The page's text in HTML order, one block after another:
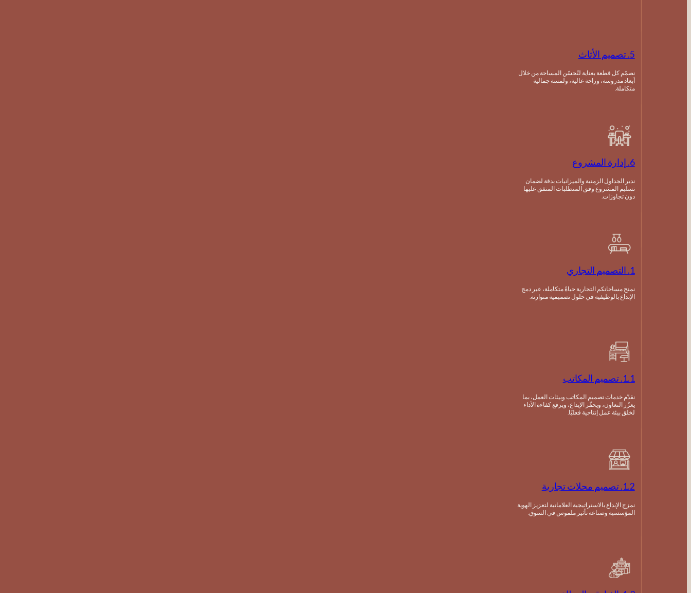
5. تصميم الأثاث
نصمّم كل قطعة بعناية لتُحسّن المساحة من خلال
أبعاد مدروسة، وراحة عالية، ولمسة جمالية
متكاملة.
6. إدارة المشروع
ندير الجداول الزمنية والميزانيات بدقة لضمان
تسليم المشروع وفق المتطلبات المتفق عليها
دون تجاوزات.
1. التصميم التجاري
نمنح مساحاتكم التجارية حياةً متكاملة، عبر دمج
الإبداع بالوظيفية في حلول تصميمية متوازنة.
1.1. تصميم المكاتب
نقدّم خدمات تصميم المكاتب وبيئات العمل، بما
يعزّز التعاون، ويحفّز الإبداع، ويرفع كفاءة الأداء
لخلق بيئة عمل إنتاجية فعليًا.
1.2. تصميم محلات تجارية
نمزج الإبداع بالاستراتيجية العلاماتية لتعزيز الهوية
المؤسسية وصناعة تأثير ملموس في السوق.